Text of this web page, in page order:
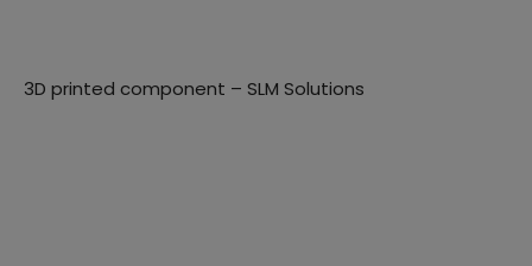
3D printed component – SLM Solutions